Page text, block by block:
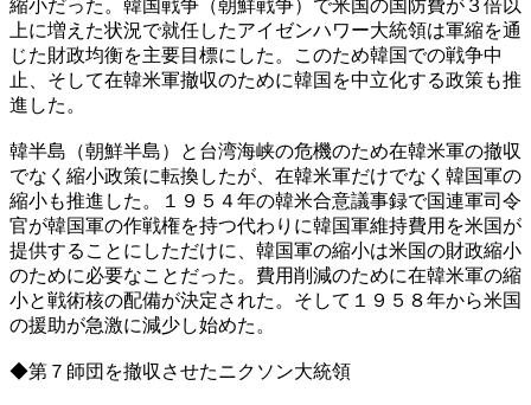
縮小だった。韓国戦争（朝鮮戦争）で米国の国防費が３倍以
上に増えた状況で就任したアイゼンハワー大統領は軍縮を通
じた財政均衡を主要目標にした。このため韓国での戦争中
止、そして在韓米軍撤収のために韓国を中立化する政策も推
進した。
韓半島（朝鮮半島）と台湾海峡の危機のため在韓米軍の撤収
でなく縮小政策に転換したが、在韓米軍だけでなく韓国軍の
縮小も推進した。１９５４年の韓米合意議事録で国連軍司令
官が韓国軍の作戦権を持つ代わりに韓国軍維持費用を米国が
提供することにしただけに、韓国軍の縮小は米国の財政縮小
のために必要なことだった。費用削減のために在韓米軍の縮
小と戦術核の配備が決定された。そして１９５８年から米国
の援助が急激に減少し始めた。
◆第７師団を撤収させたニクソン大統領